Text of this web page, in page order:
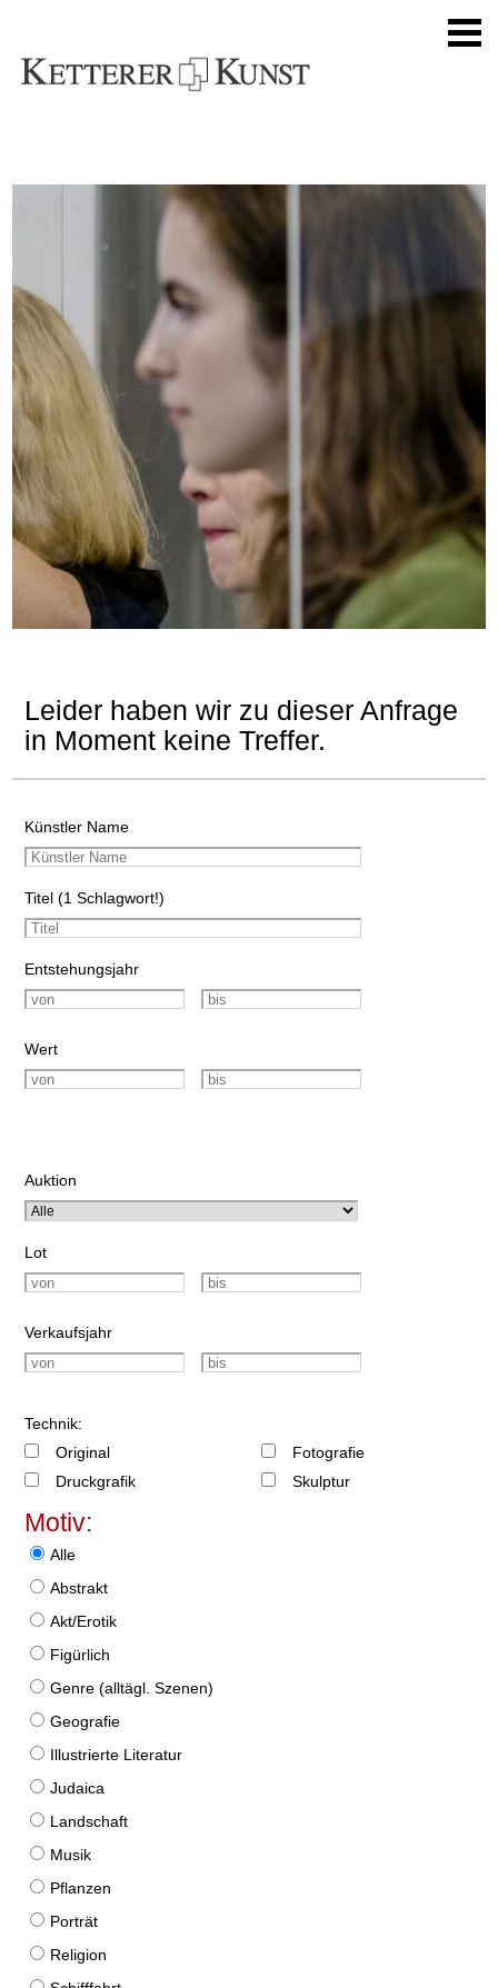
Leider haben wir zu dieser Anfrage
in Moment keine Treffer.
Künstler Name
Titel (1 Schlagwort!)
Entstehungsjahr
Wert
Auktion
Lot
Verkaufsjahr
Technik:
Original
Druckgrafik
Fotografie
Skulptur
Motiv:
Alle
Abstrakt
Akt/Erotik
Figürlich
Genre (alltägl. Szenen)
Geografie
Illustrierte Literatur
Judaica
Landschaft
Musik
Pflanzen
Porträt
Religion